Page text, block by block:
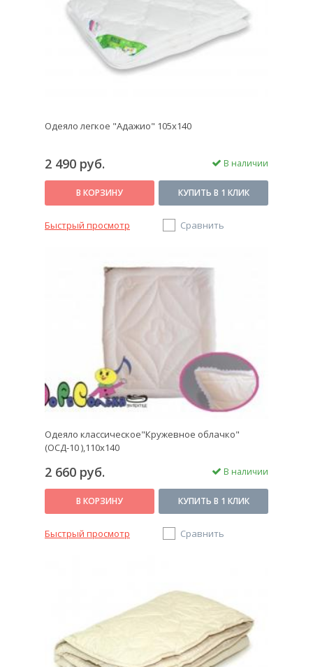
Одеяло легкое "Адажио" 105х140
2 490 руб. В наличии
В КОРЗИНУ КУПИТЬ В 1 КЛИК
Быстрый просмотр Сравнить
Одеяло классическое"Кружевное облачко"
(ОСД-10 ),110x140
2 660 руб. В наличии
В КОРЗИНУ КУПИТЬ В 1 КЛИК
Быстрый просмотр Сравнить